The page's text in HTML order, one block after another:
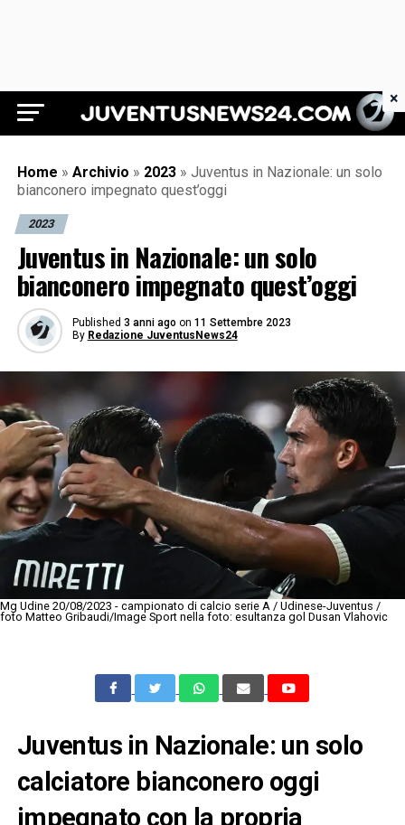
Juventus News 24
Home » Archivio » 2023 » Juventus in Nazionale: un solo
bianconero impegnato quest’oggi
2023
Juventus in Nazionale: un solo
bianconero impegnato quest’oggi
Published 3 anni ago on 11 Settembre 2023
By Redazione JuventusNews24
Mg Udine 20/08/2023 - campionato di calcio serie A / Udinese-Juventus /
foto Matteo Gribaudi/Image Sport nella foto: esultanza gol Dusan Vlahovic
Juventus in Nazionale: un solo
calciatore bianconero oggi
impegnato con la propria
×